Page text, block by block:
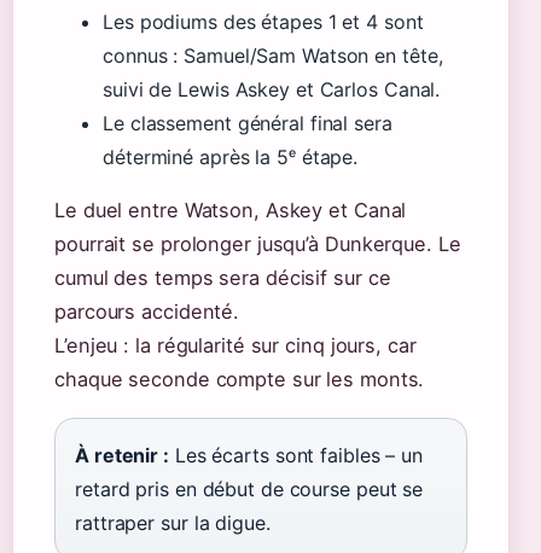
Les podiums des étapes 1 et 4 sont
connus : Samuel/Sam Watson en tête,
suivi de Lewis Askey et Carlos Canal.
Le classement général final sera
déterminé après la 5ᵉ étape.
Le duel entre Watson, Askey et Canal
pourrait se prolonger jusqu’à Dunkerque. Le
cumul des temps sera décisif sur ce
parcours accidenté.
L’enjeu : la régularité sur cinq jours, car
chaque seconde compte sur les monts.
À retenir : Les écarts sont faibles – un
retard pris en début de course peut se
rattraper sur la digue.